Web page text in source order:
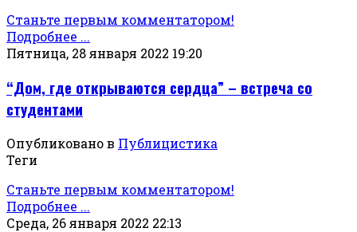
Станьте первым комментатором!
Подробнее ...
Пятница, 28 января 2022 19:20
“Дом, где открываются сердца” – встреча со
студентами
Опубликовано в Публицистика
Теги
Станьте первым комментатором!
Подробнее ...
Среда, 26 января 2022 22:13